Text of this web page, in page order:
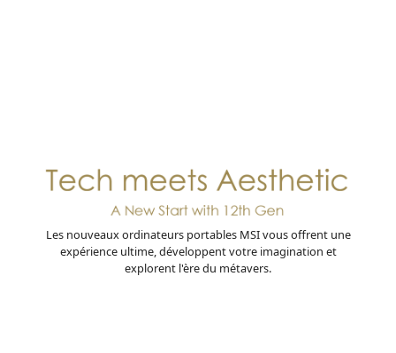
Les nouveaux ordinateurs portables MSI vous offrent une
expérience ultime, développent votre imagination et
explorent l'ère du métavers.